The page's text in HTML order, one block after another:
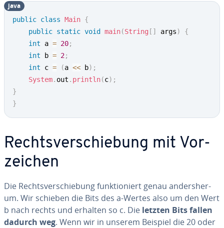
public class Main {
public static void main(String [ ] args)
{
int a = 20;
int b = 2;
int c = (a << b) ;
System. out . println(c) ;
}
}
java
Rechts­ver­schie­bung mit Vor­
zei­chen
Die Rechts­ver­schie­bung funk­tio­niert genau an­ders­her­
um. Wir schieben die Bits des a-Wertes also um den Wert
b nach rechts und erhalten so c. Die letzten Bits fallen
dadurch weg. Wenn wir in unserem Beispiel die 20 oder